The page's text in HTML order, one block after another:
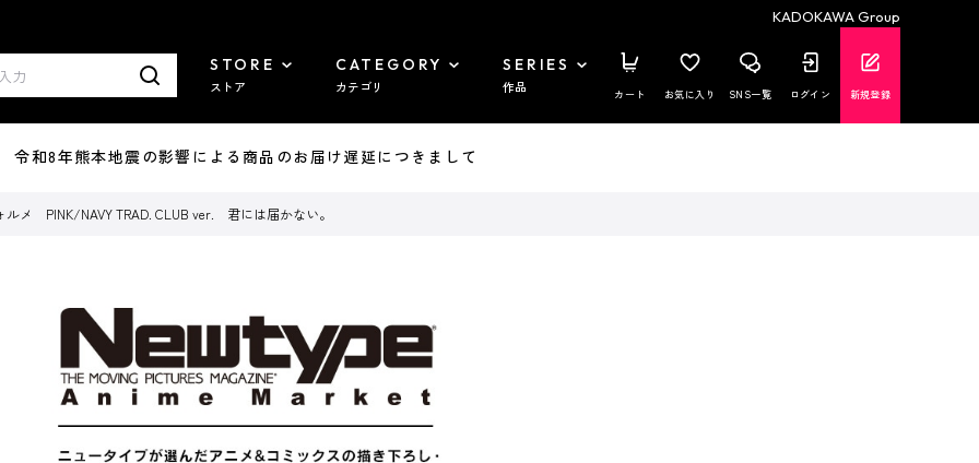
KADOKAWA Group
STORE
ストア
CATEGORY
カテゴリ
SERIES
作品 カート お気に入り SNS一覧 ログイン 新規登録
和8年熊本地震の影響による商品のお届け遅延につきまして
メ PINK/NAVY TRAD. CLUB ver. 君には届かない。